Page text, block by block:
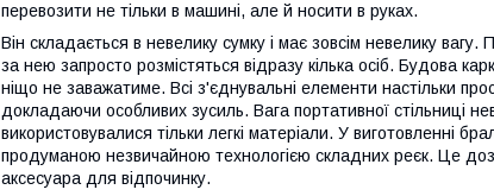
перевозити не тільки в машині, але й носити в руках.
Він складається в невелику сумку і має зовсім невелику
за нею запросто розмістяться відразу кілька осіб. Будова
ніщо не заважатиме. Всі з'єднувальні елементи настільки
докладаючи особливих зусиль. Вага портативної стільниці
використовувалися тільки легкі матеріали. У виготовленні
продуманою незвичайною технологією складних реєк. Це
аксесуара для відпочинку.